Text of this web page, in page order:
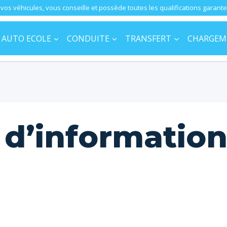
véhicules, vous conseille et possède toutes les qualifications
AUTO ECOLE CONDUITE TRANSFERT